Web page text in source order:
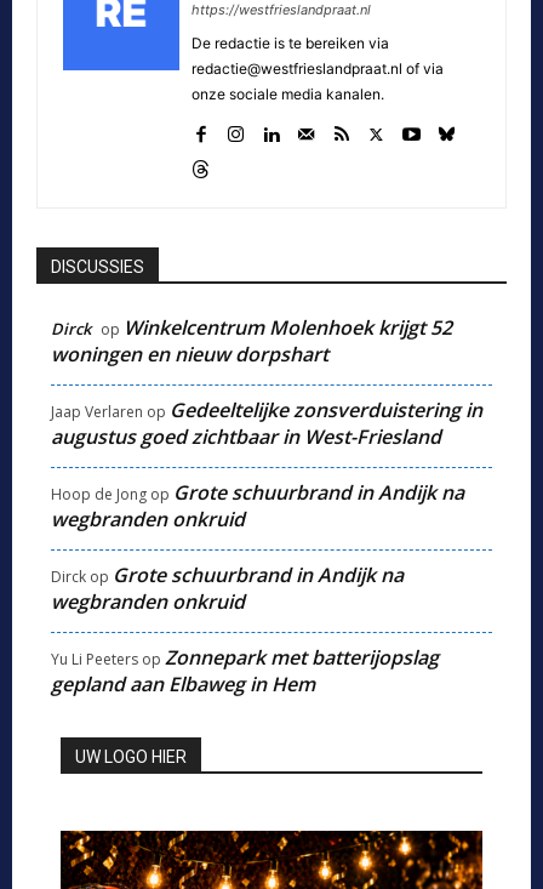
https://westfrieslandpraat.nl
De redactie is te bereiken via
redactie@westfrieslandpraat.nl of via
onze sociale media kanalen.
DISCUSSIES
Dirck op Winkelcentrum Molenhoek krijgt 52
woningen en nieuw dorpshart
Jaap Verlaren op Gedeeltelijke zonsverduistering in
augustus goed zichtbaar in West-Friesland
Hoop de Jong op Grote schuurbrand in Andijk na
wegbranden onkruid
Dirck op Grote schuurbrand in Andijk na
wegbranden onkruid
Yu Li Peeters op Zonnepark met batterijopslag
gepland aan Elbaweg in Hem
UW LOGO HIER